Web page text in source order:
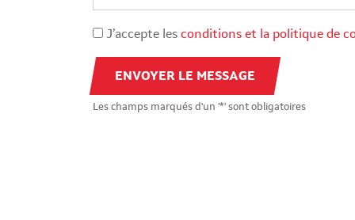
J’accepte les conditions et la politique de
ENVOYER LE MESSAGE
Les champs marqués d'un '*' sont obligatoires